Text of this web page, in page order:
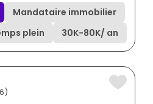
Mandataire immobilier
plein 30K-80K/ an